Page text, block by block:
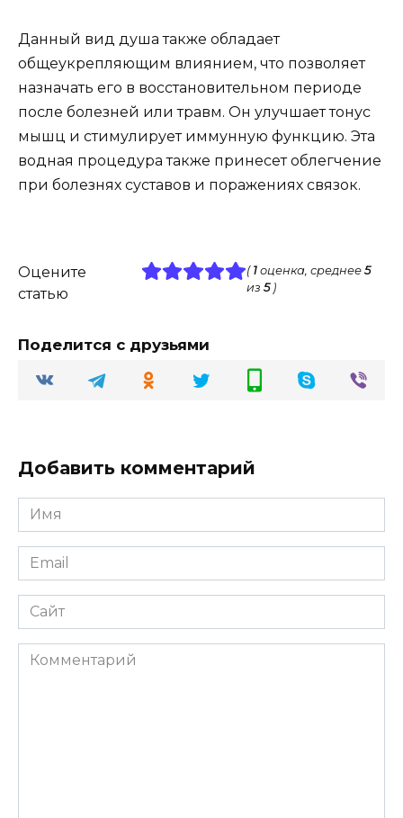
Данный вид душа также обладает
общеукрепляющим влиянием, что позволяет
назначать его в восстановительном периоде
после болезней или травм. Он улучшает тонус
мышц и стимулирует иммунную функцию. Эта
водная процедура также принесет облегчение
при болезнях суставов и поражениях связок.
Оцените
статью
( 1оценка, среднее 5
из 5)
Поделится с друзьями
Добавить комментарий
Имя
Email
Сайт
Комментарий